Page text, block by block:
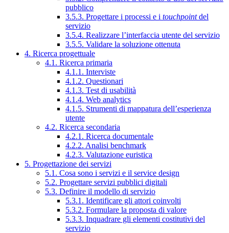
pubblico
3.5.3. Progettare i processi e i touchpointdel
servizio
3.5.4. Realizzare l’interfaccia utente del servizio
3.5.5. Validare la soluzione ottenuta
4. Ricerca progettuale
4.1. Ricerca primaria
4.1.1. Interviste
4.1.2. Questionari
4.1.3. Test di usabilità
4.1.4. Web analytics
4.1.5. Strumenti di mappatura dell’esperienza
utente
4.2. Ricerca secondaria
4.2.1. Ricerca documentale
4.2.2. Analisi benchmark
4.2.3. Valutazione euristica
5. Progettazione dei servizi
5.1. Cosa sono i servizi e il service design
5.2. Progettare servizi pubblici digitali
5.3. Definire il modello di servizio
5.3.1. Identificare gli attori coinvolti
5.3.2. Formulare la proposta di valore
5.3.3. Inquadrare gli elementi costitutivi del
servizio